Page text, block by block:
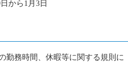
から1月3日
勤務時間、休暇等に関する規則に